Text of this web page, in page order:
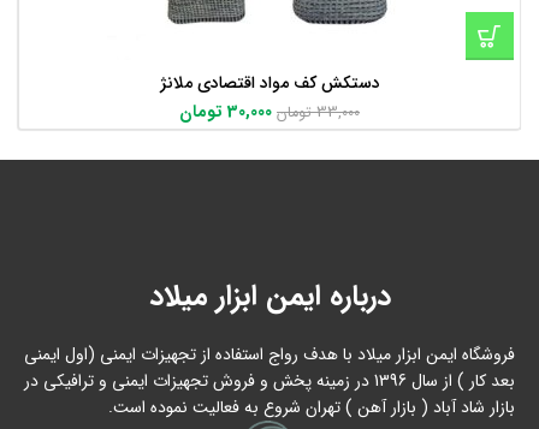
دستکش کف مواد اقتصادی ملانژ
33,000 تومان 30,000 تومان
درباره ایمن ابزار میلاد
فروشگاه ایمن ابزار میلاد با هدف رواج استفاده از تجهیزات ایمنی (اول ایمنی
بعد کار ) از سال 1396 در زمینه پخش و فروش تجهیزات ایمنی و ترافیکی در
بازار شاد آباد ( بازار آهن ) تهران شروع به فعالیت نموده است.